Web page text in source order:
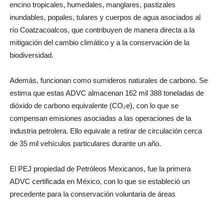
encino tropicales, humedales, manglares, pastizales
inundables, popales, tulares y cuerpos de agua asociados al
río Coatzacoalcos, que contribuyen de manera directa a la
mitigación del cambio climático y a la conservación de la
biodiversidad.
Además, funcionan como sumideros naturales de carbono. Se
estima que estas ADVC almacenan 162 mil 388 toneladas de
dióxido de carbono equivalente (CO₂e), con lo que se
compensan emisiones asociadas a las operaciones de la
industria petrolera. Ello equivale a retirar de circulación cerca
de 35 mil vehículos particulares durante un año.
El PEJ propiedad de Petróleos Mexicanos, fue la primera
ADVC certificada en México, con lo que se estableció un
precedente para la conservación voluntaria de áreas